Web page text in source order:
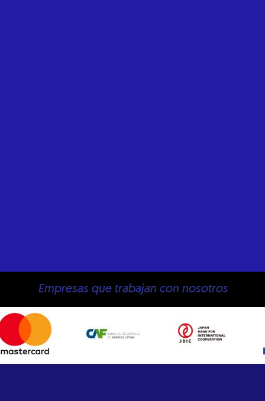
Empresas que trabajan con nosotros